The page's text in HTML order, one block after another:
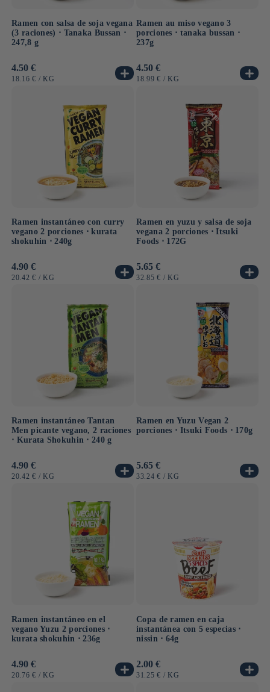
Ramen con salsa de soja vegana
(3 raciones) ⋅ Tanaka Bussan ⋅
247,8 g
Precio
habitual
4.50 €
PRECIO
18.16 € / POR
KG
Ramen au miso vegano 3
porciones ⋅ tanaka bussan ⋅
237g
Precio
habitual
4.50 €
PRECIO
18.99 € / POR
KG
Ramen instantáneo con curry
vegano 2 porciones ⋅ kurata
shokuhin ⋅ 240g
Precio
habitual
4.90 €
PRECIO
20.42 € / POR
KG
Ramen en yuzu y salsa de soja
vegana 2 porciones ⋅ Itsuki
Foods ⋅ 172G
Precio
habitual
5.65 €
PRECIO
32.85 € / POR
KG
Ramen instantáneo Tantan
Men picante vegano, 2 raciones
⋅ Kurata Shokuhin ⋅ 240 g
Precio
habitual
4.90 €
PRECIO
20.42 € / POR
KG
Ramen en Yuzu Vegan 2
porciones ⋅ Itsuki Foods ⋅ 170g
Precio
habitual
5.65 €
PRECIO
33.24 € / POR
KG
Ramen instantáneo en el
vegano Yuzu 2 porciones ⋅
kurata shokuhin ⋅ 236g
Precio
habitual
4.90 €
PRECIO
20.76 € / POR
KG
Copa de ramen en caja
instantánea con 5 especias ⋅
nissin ⋅ 64g
Precio
habitual
2.00 €
PRECIO
31.25 € / POR
KG